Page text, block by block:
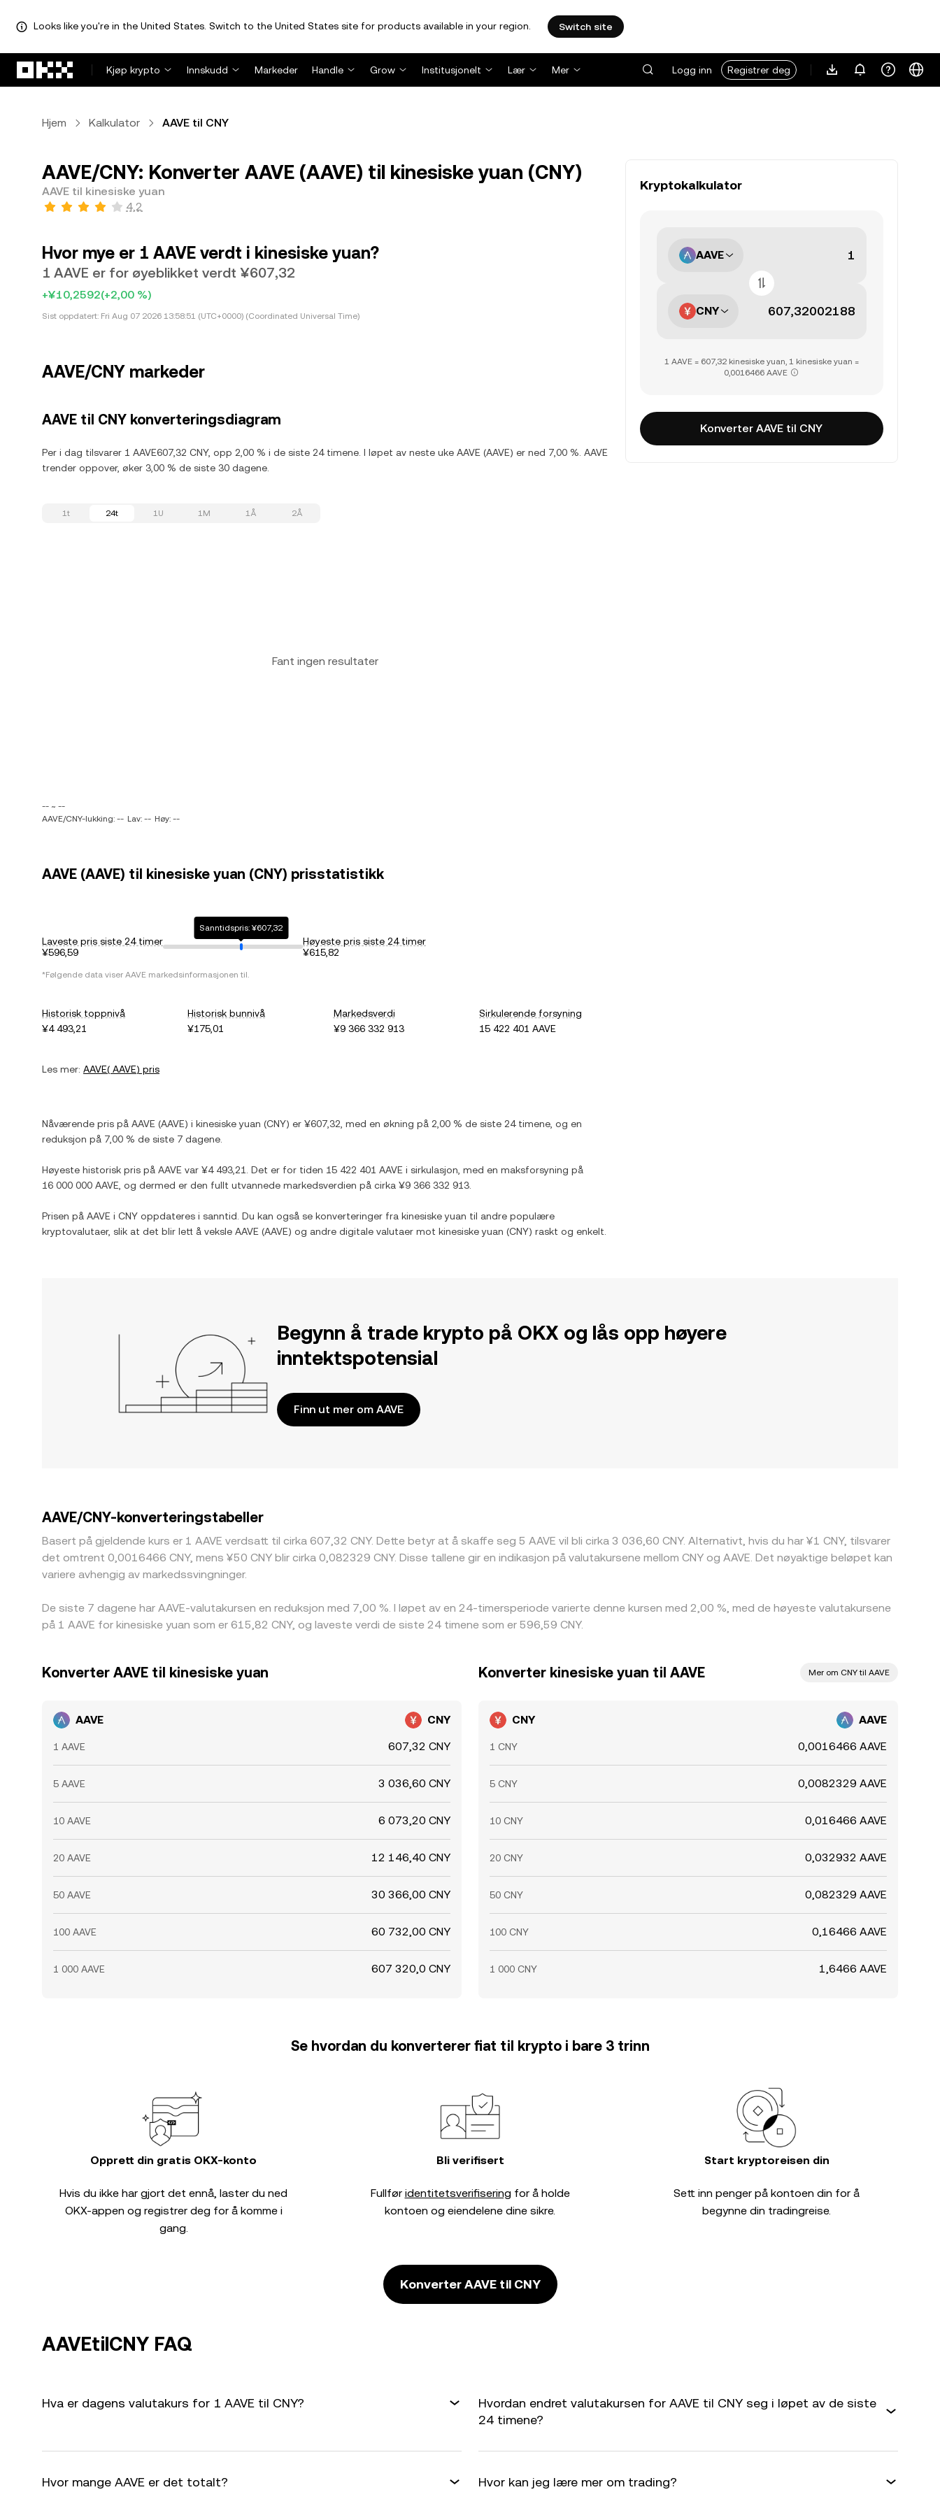
Looks like you're in the United States. Switch to the United States site for products available in your region. Switch site
Kjøp krypto
Innskudd Markeder Handle Grow Institusjonelt Lær Mer Logg inn Registrer deg
Hjem Kalkulator AAVE til CNY
AAVE/CNY: Konverter AAVE (AAVE) til kinesiske yuan (CNY)
AAVE til kinesiske yuan
4,2
Hvor mye er 1 AAVE verdt i kinesiske yuan?
1 AAVE er for øyeblikket verdt ¥607,32
+¥10,2592(+2,00 %)
Sist oppdatert: Fri Aug 07 2026 13:58:51 (UTC+0000) (Coordinated Universal Time)
AAVE/CNY markeder
AAVE til CNY konverteringsdiagram
Per i dag tilsvarer 1 AAVE607,32 CNY, opp 2,00 % i de siste 24 timene. I løpet av neste uke AAVE (AAVE) er ned 7,00 %. AAVE
trender oppover, øker 3,00 % de siste 30 dagene.
1t 24t 1U 1M 1Å 2Å
Fant ingen resultater
-- ~ --
AAVE/CNY-lukking: -- Lav: -- Høy: --
AAVE (AAVE) til kinesiske yuan (CNY) prisstatistikk
Laveste pris siste 24 timer
¥596,59
Sanntidspris: ¥607,32
Høyeste pris siste 24 timer
¥615,82
*Følgende data viser AAVE markedsinformasjonen til.
Historisk toppnivå
¥4 493,21
Historisk bunnivå
¥175,01
Markedsverdi
¥9 366 332 913
Sirkulerende forsyning
15 422 401 AAVE
Les mer: AAVE( AAVE) pris
Nåværende pris på AAVE (AAVE) i kinesiske yuan (CNY) er ¥607,32 , med en økning på 2,00 % de siste 24 timene, og en
reduksjon på 7,00 % de siste 7 dagene.
Høyeste historisk pris på AAVE var ¥4 493,21 . Det er for tiden 15 422 401 AAVE i sirkulasjon, med en maksforsyning på
16 000 000 AAVE , og dermed er den fullt utvannede markedsverdien på cirka ¥9 366 332 913
Prisen på AAVE i CNY oppdateres i sanntid. Du kan også se konverteringer fra kinesiske yuan til andre populære
kryptovalutaer, slik at det blir lett å veksle AAVE (AAVE) og andre digitale valutaer mot kinesiske yuan (CNY) raskt og enkelt.
Kryptokalkulator
AAVE
CNY
1 AAVE = 607,32 kinesiske yuan, 1 kinesiske yuan =
0,0016466 AAVE
Konverter AAVE til CNY
Begynn å trade krypto på OKX og lås opp høyere
inntektspotensial
Finn ut mer om AAVE
AAVE/CNY-konverteringstabeller
Basert på gjeldende kurs er 1 AAVE verdsatt til cirka 607,32 CNY. Dette betyr at å skaffe seg 5 AAVE vil bli cirka 3 036,60 CNY. Alternativt, hvis du har ¥1 CNY, tilsvarer
det omtrent 0,0016466 CNY, mens ¥50 CNY blir cirka 0,082329 CNY. Disse tallene gir en indikasjon på valutakursene mellom CNY og AAVE. Det nøyaktige beløpet kan
variere avhengig av markedssvingninger.
De siste 7 dagene har AAVE-valutakursen en reduksjon med 7,00 %. I løpet av en 24-timersperiode varierte denne kursen med 2,00 %, med de høyeste valutakursene
på 1 AAVE for kinesiske yuan som er 615,82 CNY, og laveste verdi de siste 24 timene som er 596,59 CNY.
Konverter AAVE til kinesiske yuan
AAVE CNY
1 AAVE 607,32 CNY
5 AAVE 3 036,60 CNY
10 AAVE 6 073,20 CNY
20 AAVE 12 146,40 CNY
50 AAVE 30 366,00 CNY
100 AAVE 60 732,00 CNY
1 000 AAVE 607 320,0 CNY
Konverter kinesiske yuan til AAVE Mer om CNY til AAVE
CNY AAVE
1 CNY 0,0016466 AAVE
5 CNY 0,0082329 AAVE
10 CNY 0,016466 AAVE
20 CNY 0,032932 AAVE
50 CNY 0,082329 AAVE
100 CNY 0,16466 AAVE
1 000 CNY 1,6466 AAVE
Se hvordan du konverterer fiat til krypto i bare 3 trinn
Opprett din gratis OKX-konto
Hvis du ikke har gjort det ennå, laster du ned
OKX-appen og registrer deg for å komme i
gang.
Bli verifisert
Fullfør identitetsverifisering for å holde
kontoen og eiendelene dine sikre.
Start kryptoreisen din
Sett inn penger på kontoen din for å
begynne din tradingreise.
Konverter AAVE til CNY
AAVEtilCNY FAQ
Hva er dagens valutakurs for 1 AAVE til CNY?
Hvordan endret valutakursen for AAVE til CNY seg i løpet av de siste
24 timene?
Hvor mange AAVE er det totalt? Hvor kan jeg lære mer om trading?